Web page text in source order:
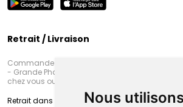
Nous
Retrait / Livraison
Commandez en ligne et venez chercher votre
- Grande Pharmacie d’Amiens (Fachon) ou
chez vous ou en point retrait
Retrait dans la pharmacie d’Amiens